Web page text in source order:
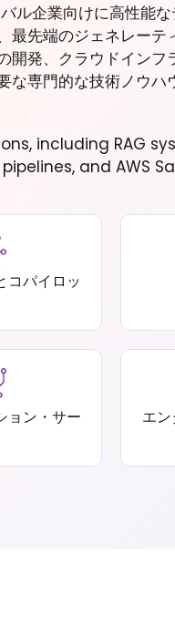
企業向けに高性能な
最先端のジェネレーテ
開発、クラウドインフ
な専門的な技術ノウハ
including RAG
pipelines, and AWS
コパイロッ
ョン・サー
エ